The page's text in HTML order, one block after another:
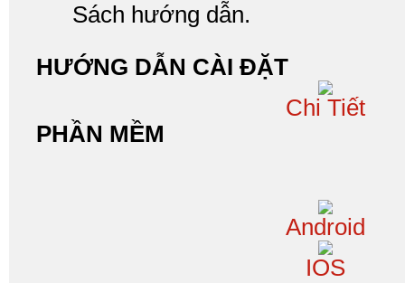
Sách hướng dẫn.
HƯỚNG DẪN CÀI ĐẶT
Chi Tiết
PHẦN MỀM
Android
IOS